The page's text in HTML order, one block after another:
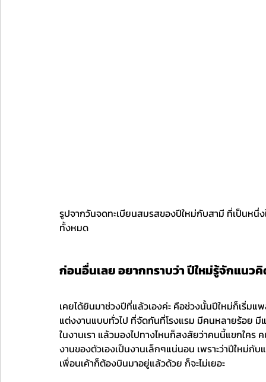
รูปจากวันจดทะเบียนสมรสของปีใหม่กับสามี ที่เป็นหนึ่
ทั้งหมด
ก่อนอื่นเลย อยากทราบว่า ปีใหม่รู้จักแนว
เคยได้ยินมาช่วงปีที่แล้วเองค่ะ คือช่วงนั้นปีใหม่ก็เริ่มแพ
แต่งงานแบบทั่วไป ที่จัดกันที่โรงแรม มีคนหลายร้อย มี
ในงานเรา แล้วมองไปทางไหนก็สงสัยว่าคนนี้แขกใคร
งานของตัวเองเป็นงานเล็กๆแน่นอน เพราะว่าปีให
เพื่อนเค้าก็ต้องบินมาอยู่แล้วด้วย ก็จะไม่เยอะ